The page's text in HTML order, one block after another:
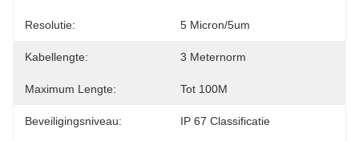
Resolutie: 5 Micron/5um
Kabellengte: 3 Meternorm
Maximum Lengte: Tot 100M
Beveiligingsniveau: IP 67 Classificatie